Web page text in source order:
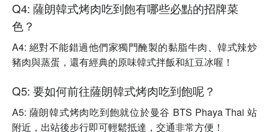
Q4: 薩朗韓式烤肉吃到飽有哪些必點的招牌菜
色？
A4: 絕對不能錯過他們家獨門醃製的黏脂牛肉、韓式辣炒
豬肉與蒸蛋，還有經典的原味韓式拌飯和紅豆冰喔！
Q5: 要如何前往薩朗韓式烤肉吃到飽呢？
A5: 薩朗韓式烤肉吃到飽就位於曼谷 BTS Phaya Thai 站
附近，出站後步行即可輕鬆抵達，交通非常方便！